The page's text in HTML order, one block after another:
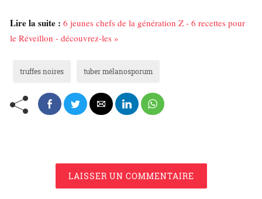
Lire la suite : 6 jeunes chefs de la génération Z - 6 recettes pour
le Réveillon - découvrez-les »
truffes noires tuber mélanosporum
LAISSER UN COMMENTAIRE